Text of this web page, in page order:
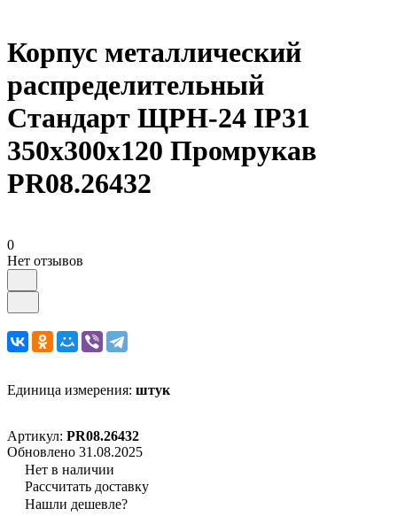
Корпус металлический
распределительный
Стандарт ЩРН-24 IP31
350х300х120 Промрукав
PR08.26432
0
Нет отзывов
Единица измерения: штук
Артикул: PR08.26432
Обновлено 31.08.2025
Нет в наличии
Рассчитать доставку
Нашли дешевле?